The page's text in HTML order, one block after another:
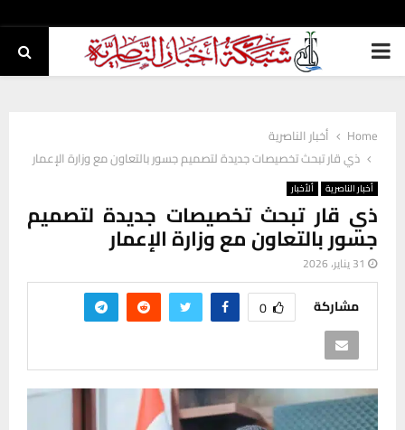
PRIMARY
Home
أخبار الناصرية
ذي قار تبحث تخصيصات جديدة لتصميم جسور بالتعاون مع وزارة الإعمار
أخبار الناصرية ألأخبار
ذي قار تبحث تخصيصات جديدة لتصميم
جسور بالتعاون مع وزارة الإعمار
31 يناير، 2026
مشاركة 0